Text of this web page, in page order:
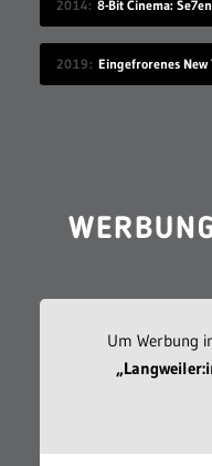
2014 8-Bit Cinema: Se7en
2019
Um Werbung